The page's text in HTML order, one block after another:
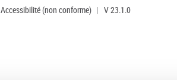
Accessibilité (non conforme) | V 23.1.0